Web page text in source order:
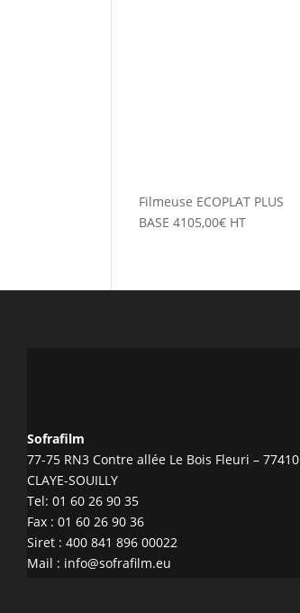
Filmeuse ECOPLAT PLUS
BASE 4105,00€ HT
Sofrafilm
77-75 RN3 Contre allée Le Bois Fleuri – 77410
CLAYE-SOUILLY
Tel: 01 60 26 90 35
Fax : 01 60 26 90 36
Siret : 400 841 896 00022
Mail : info@sofrafilm.eu